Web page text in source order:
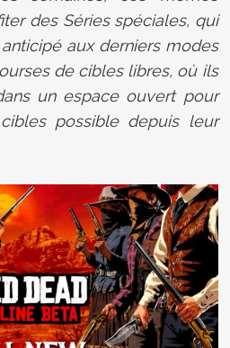
des Séries spéciales, qui
aux derniers modes
de cibles libres, où ils
un espace ouvert pour
possible depuis leur